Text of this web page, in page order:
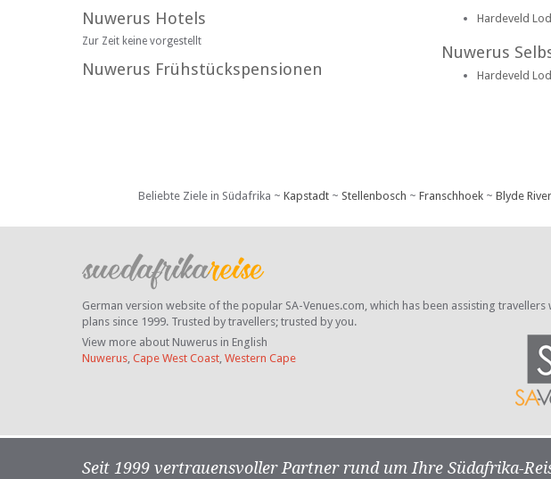
Nuwerus Hotels
Zur Zeit keine vorgestellt
Nuwerus Frühstückspensionen
Hardeveld
Nuwerus
Hardeveld
Beliebte Ziele in Südafrika ~ Kapstadt~ Stellenbosch ~ Franschhoek~ Blyde
German version website of the popular SA-Venues.com, which has been assisting travellers
plans since 1999. Trusted by travellers; trusted by you.
View more about Nuwerus in English
Nuwerus, Cape West Coast, Western Cape
Seit 1999 vertrauensvoller Partner rund um Ihre Südafrika-